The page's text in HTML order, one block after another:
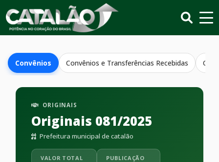
Convênios Convênios e Transferências Recebidas
ORIGINAIS
Originais 081/2025
Prefeitura municipal de catalão
VALOR TOTAL PUBLICAÇÃO